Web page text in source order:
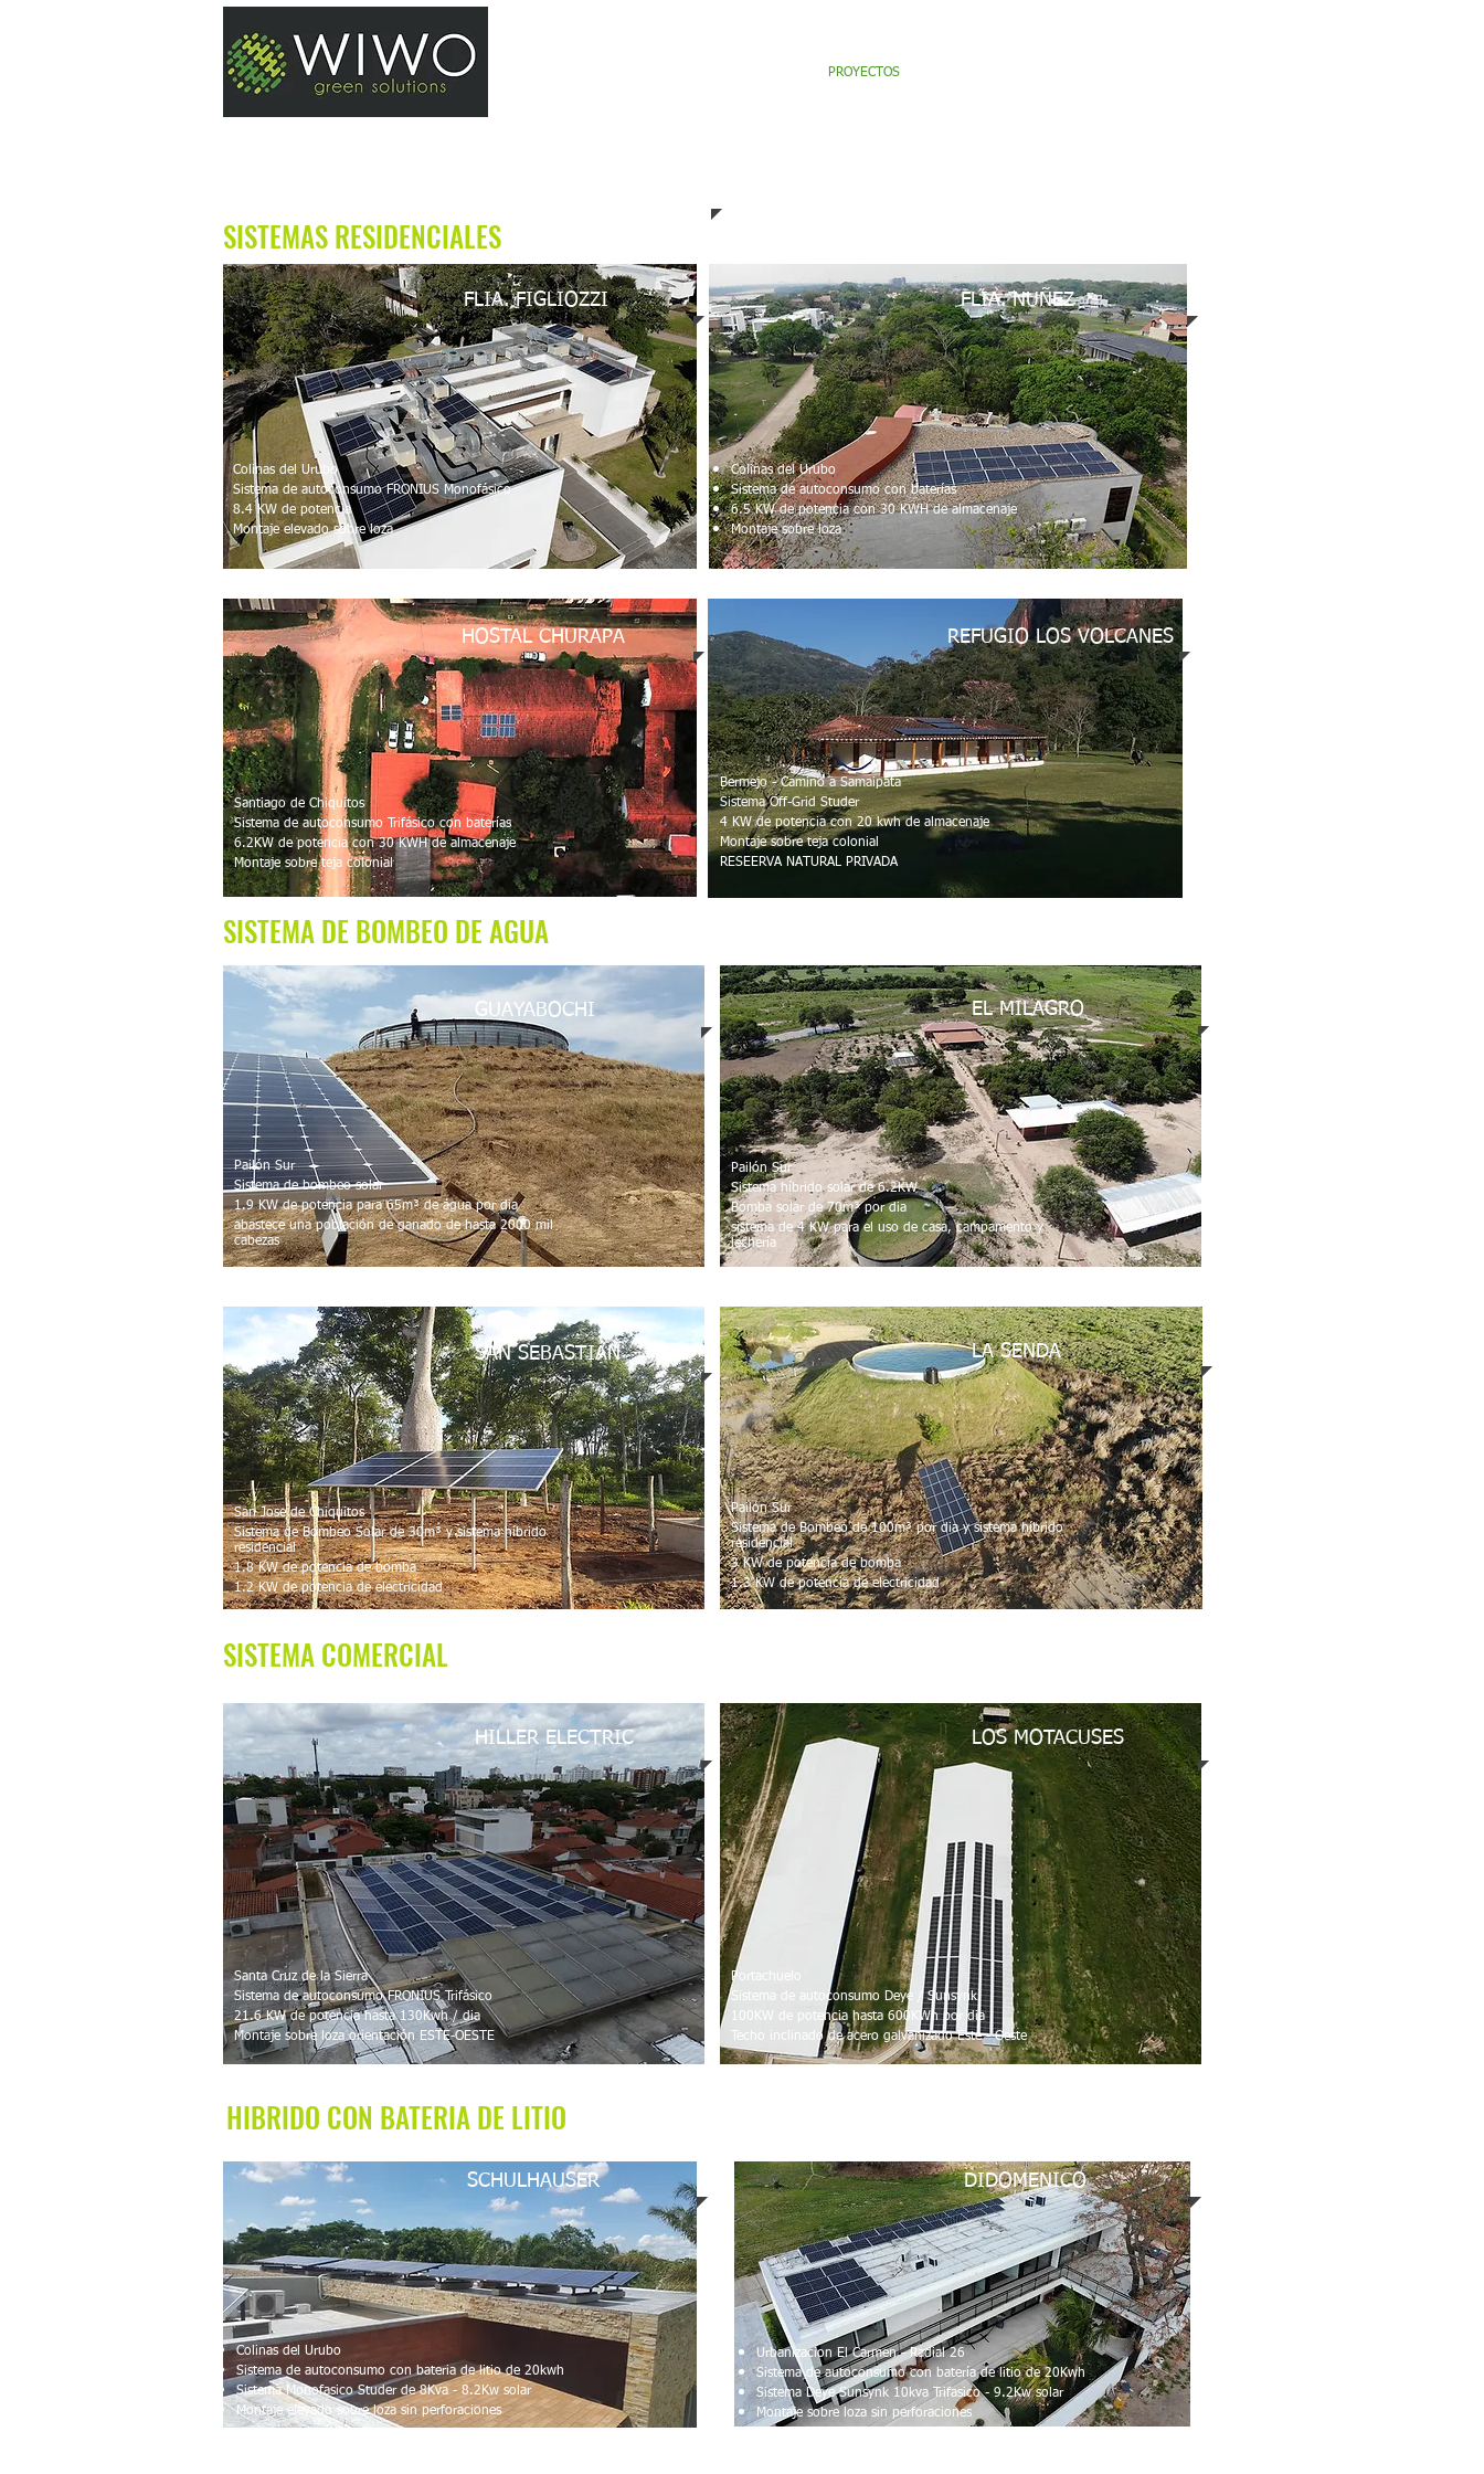
PROYECTOS
SISTEMAS RESIDENCIALES
FLIA. FIGLIOZZI
Colinas del Urubo
Sistema de autoconsumo FRONIUS Monofásico
8.4 KW de potencia
Montaje elevado sobre loza
FLIA. NUÑEZ
Colinas del Urubo
Sistema de autoconsumo con baterías
6.5 KW de potencia con 30 KWH de almacenaje
Montaje sobre loza
HOSTAL CHURAPA
Santiago de Chiquitos
Sistema de autoconsumo Trifásico con baterías
6.2KW de potencia con 30 KWH de almacenaje
Montaje sobre teja colonial
REFUGIO LOS VOLCANES
Bermejo - Camino a Samaipata
Sistema Off-Grid Studer
4 KW de potencia con 20 kwh de almacenaje
Montaje sobre teja colonial
RESEERVA NATURAL PRIVADA
SISTEMA DE BOMBEO DE AGUA
GUAYABOCHI
Pailón Sur
Sistema de bombeo solar
1.9 KW de potencia para 65m³ de água por dia
abastece una población de ganado de hasta 2000 mil
cabezas
EL MILAGRO
Pailón Sur
Sistema híbrido solar de 6.2KW
Bomba solar de 70m³ por dia
sistema de 4 KW para el uso de casa, campamento y
lechería
SAN SEBASTIAN
San Jose de Chiquitos
Sistema de Bombeo Solar de 30m³ y sistema híbrido
residencial
1.8 KW de potencia de bomba
1.2 KW de potencia de electricidad
LA SENDA
Pailón Sur
Sistema de Bombeo de 100m³ por dia y sistema híbrido
residencial
3 KW de potencia de bomba
1.3 KW de potencia de electricidad
SISTEMA COMERCIAL
HILLER ELECTRIC
Santa Cruz de la Sierra
Sistema de autoconsumo FRONIUS Trifásico
21.6 KW de potencia hasta 130Kwh / dia
Montaje sobre loza orientación ESTE-OESTE
LOS MOTACUSES
Portachuelo
Sistema de autoconsumo Deye / Sunsynk
100KW de potencia hasta 600KWh por dia
Techo inclinado de acero galvanizado Este - Oeste
HIBRIDO CON BATERIA DE LITIO
SCHULHAUSER
Colinas del Urubo
Sistema de autoconsumo con bateria de litio de 20kwh
Sistema Monofasico Studer de 8Kva - 8.2Kw solar
Montaje elevado sobre loza sin perforaciones
DIDOMENICO
Urbanizacion El Carmen - Radial 26
Sistema de autoconsumo con batería de litio de 20Kwh
Sistema Deye Sunsynk 10kva Trifasico - 9.2Kw solar
Montaje sobre loza sin perforaciones